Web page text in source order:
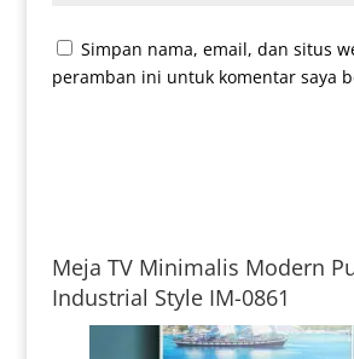
Simpan nama, email, dan situs
peramban ini untuk komentar saya
Meja TV Minimalis Modern
Industrial Style IM-0861